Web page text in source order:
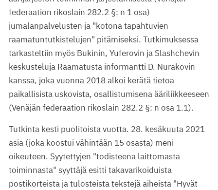
federaation rikoslain 282.2 §: n 1 osa)
jumalanpalvelusten ja "kotona tapahtuvien
raamatuntutkistelujen" pitämiseksi. Tutkimuksessa
tarkasteltiin myös Bukinin, Yuferovin ja Slashchevin
keskusteluja Raamatusta informantti D. Nurakovin
kanssa, joka vuonna 2018 alkoi kerätä tietoa
paikallisista uskovista, osallistumisena ääriliikkeeseen
(Venäjän federaation rikoslain 282.2 §: n osa 1.1).
Tutkinta kesti puolitoista vuotta. 28. kesäkuuta 2021
asia (joka koostui vähintään 15 osasta) meni
oikeuteen. Syytettyjen "todisteena laittomasta
toiminnasta" syyttäjä esitti takavarikoiduista
postikorteista ja tulosteista tekstejä aiheista "Hyvät